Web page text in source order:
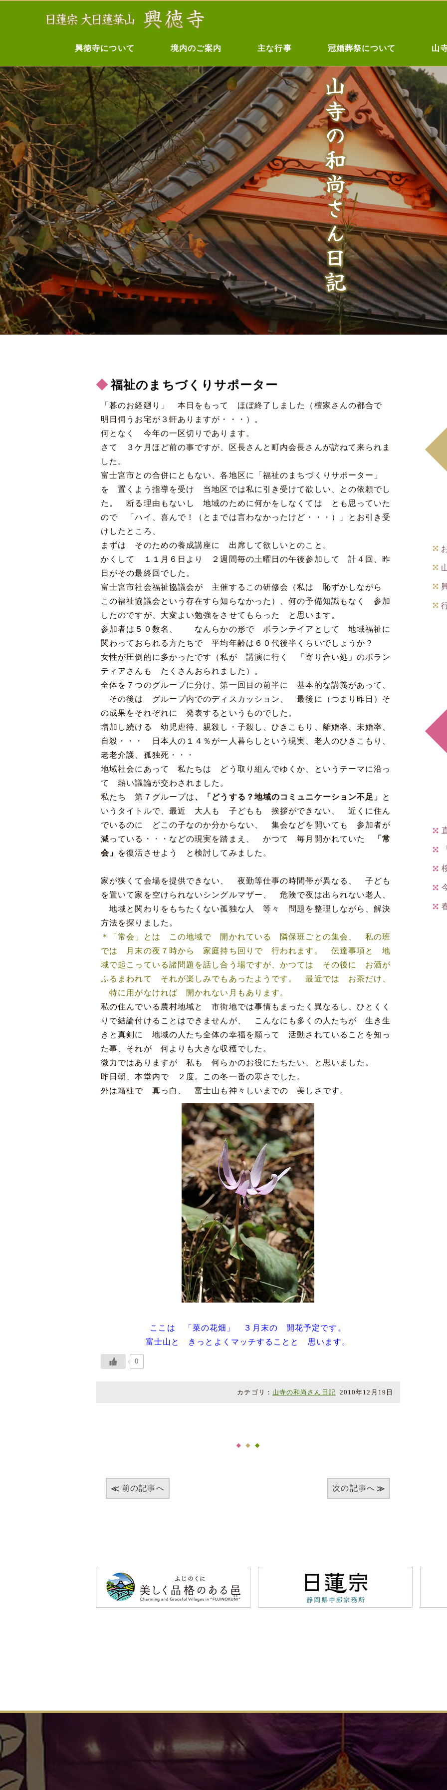
興徳寺について 境内のご案内 主な行事 冠婚葬祭について 山
山寺の
和尚さん日記
福祉のまちづくりサポーター
「暮のお経廻り」 本日をもって ほぼ終了しました（檀家さんの都合で
明日伺うお宅が３軒ありますが・・・）。
何となく 今年の一区切りであります。
さて ３ケ月ほど前の事ですが、区長さんと町内会長さんが訪ねて来られま
した。
富士宮市との合併にともない、各地区に「福祉のまちづくりサポーター」
を 置くよう指導を受け 当地区では私に引き受けて欲しい、との依頼でし
た。 断る理由もないし 地域のために何かをしなくては とも思っていた
ので 「ハイ、喜んで！（とまでは言わなかったけど・・・）」とお引き受
けしたところ、
まずは そのための養成講座に 出席して欲しいとのこと。
かくして １１月６日より ２週間毎の土曜日の午後参加して 計４回、昨
日がその最終回でした。
富士宮市社会福祉協議会が 主催するこの研修会（私は 恥ずかしながら
この福祉協議会という存在すら知らなかった）、何の予備知識もなく 参加
したのですが、大変よい勉強をさせてもらった と思います。
参加者は５０数名、 なんらかの形で ボランテイアとして 地域福祉に
関わっておられる方たちで 平均年齢は６０代後半くらいでしょうか？
女性が圧倒的に多かったです（私が 講演に行く 「寄り合い処」のボラン
ティアさんも たくさんおられました）。
全体を７つのグループに分け、第一回目の前半に 基本的な講義があって、
その後は グループ内でのディスカッション、 最後に（つまり昨日）そ
の成果をそれぞれに 発表するというものでした。
増加し続ける 幼児虐待、親殺し・子殺し、ひきこもり、離婚率、未婚率、
自殺・・・ 日本人の１４％が一人暮らしという現実、老人のひきこもり、
老老介護、孤独死・・・
地域社会にあって 私たちは どう取り組んでゆくか、というテーマに沿っ
て 熱い議論が交わされました。
私たち 第７グループは、「どうする？地域のコミュニケーション不足」 と
いうタイトルで、最近 大人も 子どもも 挨拶ができない、 近くに住ん
でいるのに どこの子なのか分からない、 集会などを開いても 参加者が
減っている・・・などの現実を踏まえ、 かつて 毎月開かれていた
「常
会」
を復活させよう と検討してみました。
家が狭くて会場を提供できない、 夜勤等仕事の時間帯が異なる、 子ども
を置いて家を空けられないシングルマザー、 危険で夜は出られない老人、
地域と関わりをもちたくない孤独な人 等々 問題を整理しながら、解決
方法を探りました。
＊「常会」とは この地域で 開かれている 隣保班ごとの集会、 私の班
では 月末の夜７時から 家庭持ち回りで 行われます。 伝達事項と 地
域で起こっている諸問題を話し合う場ですが、かつては その後に お酒が
ふるまわれて それが楽しみでもあったようです。 最近では お茶だけ、
特に用がなければ 開かれない月もあります。
私の住んでいる農村地域と 市街地では事情もまったく異なるし、ひとくく
りで結論付けることはできませんが、 こんなにも多くの人たちが 生き生
きと真剣に 地域の人たち全体の幸福を願って 活動されていることを知っ
た事、それが 何よりも大きな収穫でした。
微力ではありますが 私も 何らかのお役にたちたい、と思いました。
昨日朝、本堂内で ２度。この冬一番の寒さでした。
外は霜柱で 真っ白、 富士山も神々しいまでの 美しさです。
ここは 「菜の花畑」 ３月末の 開花予定です。
富士山と きっとよくマッチすることと 思います。
0
カテゴリ： 山寺の和尚さん日記 2010年12月19日
前の記事へ 次の記事へ